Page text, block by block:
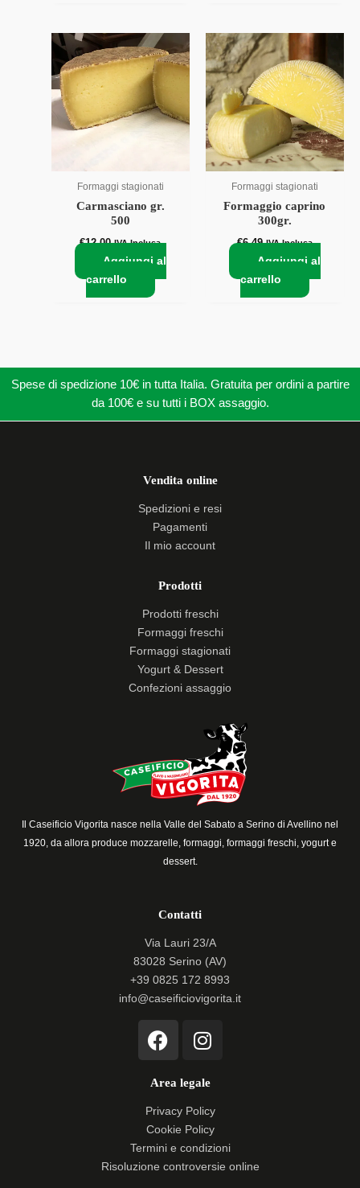
Formaggi stagionati
Carmasciano gr.
500
€12,00 IVA Inclusa
Aggiungi al
carrello
Formaggi stagionati
Formaggio caprino
300gr.
€6,49 IVA Inclusa
Aggiungi al
carrello
Spese di spedizione 10€ in tutta Italia. Gratuita per ordini a partire
da 100€ e su tutti i BOX assaggio.
Vendita online
Spedizioni e resi
Pagamenti
Il mio account
Prodotti
Prodotti freschi
Formaggi freschi
Formaggi stagionati
Yogurt & Dessert
Confezioni assaggio
Il Caseificio Vigorita nasce nella Valle del Sabato a Serino di Avellino nel
1920, da allora produce mozzarelle, formaggi, formaggi freschi, yogurt e
dessert.
Contatti
Via Lauri 23/A
83028 Serino (AV)
+39 0825 172 8993
info@caseificiovigorita.it
F
a
e
b
o
o
k
I
n
t
a
g
r
a
Area legale
Privacy Policy
Cookie Policy
Termini e condizioni
Risoluzione controversie online